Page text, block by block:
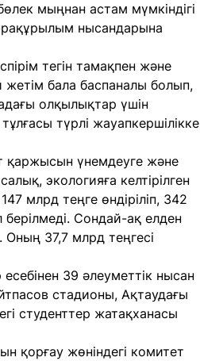
мыңнан астам мүмкіндігі
нысандарына
тегін тамақпен және
жетім бала баспаналы болып,
олқылықтар үшін
түрлі жауапкершілікке
қаржысын үнемдеуге және
экологияға келтірілген
млрд теңге өндіріліп, 342
Сондай-ақ елден
37,7 млрд теңгесі
39 әлеуметтік нысан
стадионы, Ақтаудағы
студенттер жатақханасы
қорғау жөніндегі комитет